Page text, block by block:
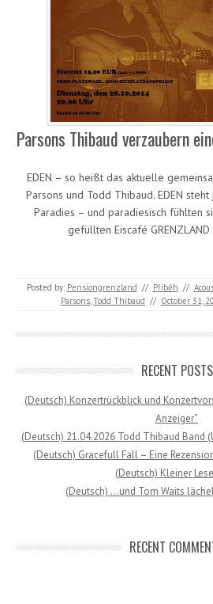
Parsons Thibaud verzaubern
EDEN – so heißt das aktuelle
Parsons und Todd Thibaud. EDEN
Paradies – und paradiesisch fühlten
gefüllten Eiscafé
Posted by: Pensiongrenzland // Příběh //
Parsons,Todd Thibaud // October 31,
RECENT POSTS
(Deutsch) Konzertrückblick und
Anzeiger”
(Deutsch) 21.04.2026 Todd Thibaud Band
(Deutsch) Gracefull Fall – Eine
(Deutsch) Kleiner
(Deutsch) …und Tom Waits
RECENT